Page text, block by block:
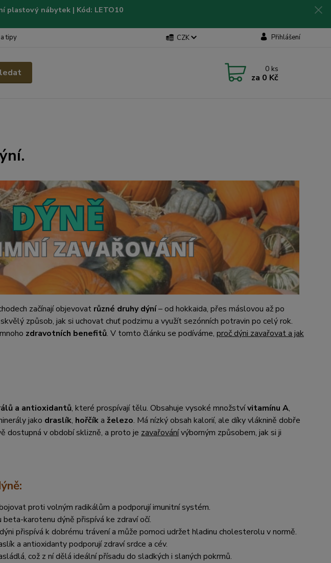
plastový nábytek | Kód: LETO10
tipy CZK Přihlášení
0 ks
za 0 Kč
začínají objevovat různé druhy dýní– od hokkaida, přes máslovou až po
způsob, jak si uchovat chuť podzimu a využít sezónních potravin po celý rok.
zdravotních benefitů. V tomto článku se podíváme, proč dýni zavařovat a jak
a antioxidantů, které prospívají tělu. Obsahuje vysoké množstvívitamínu A,
jako draslík, hořčíka železo. Má nízký obsah kalorií, ale díky vláknině dobře
dostupná v období sklizně, a proto je zavařovánívýborným způsobem, jak si ji
proti volným radikálům a podporují imunitní systém.
beta-karotenu dýně přispívá ke zdraví očí.
přispívá k dobrému trávení a může pomoci udržet hladinu cholesterolu v normě.
a antioxidanty podporují zdraví srdce a cév.
což z ní dělá ideální přísadu do sladkých i slaných pokrmů.